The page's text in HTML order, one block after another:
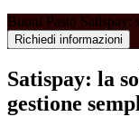
Buoni Pasto Satispay:
Richiedi informazioni
Satispay: la
gestione